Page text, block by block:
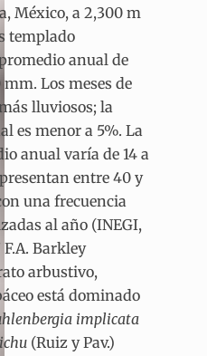
México, a 2,300 m
templado
anual de
Los meses de
lluviosos; la
es menor a 5%. La
anual varía de 14 a
presentan entre 40 y
una frecuencia
al año (INEGI,
F.A. Barkley
arbustivo,
está dominado
implicata
(Ruiz y Pav.)